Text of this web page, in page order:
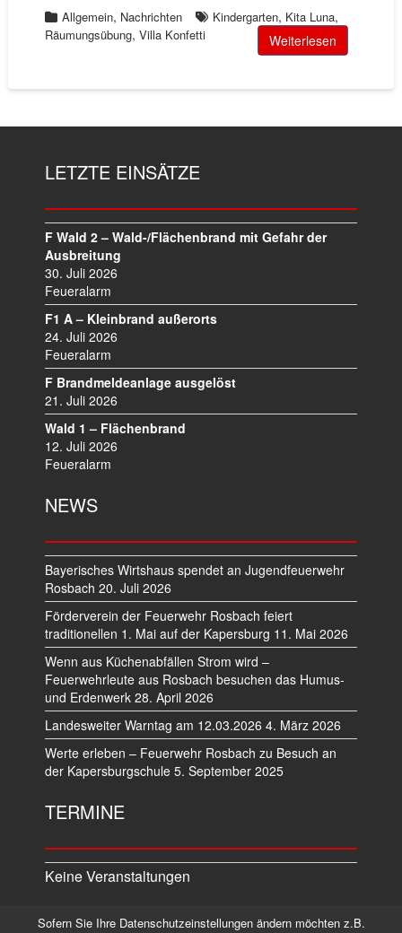
Allgemein, Nachrichten Kindergarten, Kita Luna,
Räumungsübung, Villa Konfetti Weiterlesen
LETZTE EINSÄTZE
F Wald 2 – Wald-/Flächenbrand mit Gefahr der
Ausbreitung
30. Juli 2026
Feueralarm
F1 A – Kleinbrand außerorts
24. Juli 2026
Feueralarm
F Brandmeldeanlage ausgelöst
21. Juli 2026
Wald 1 – Flächenbrand
12. Juli 2026
Feueralarm
NEWS
Bayerisches Wirtshaus spendet an Jugendfeuerwehr
Rosbach 20. Juli 2026
Förderverein der Feuerwehr Rosbach feiert
traditionellen 1. Mai auf der Kapersburg 11. Mai 2026
Wenn aus Küchenabfällen Strom wird –
Feuerwehrleute aus Rosbach besuchen das Humus-
und Erdenwerk 28. April 2026
Landesweiter Warntag am 12.03.2026 4. März 2026
Werte erleben – Feuerwehr Rosbach zu Besuch an
der Kapersburgschule 5. September 2025
TERMINE
Keine Veranstaltungen
Sofern Sie Ihre Datenschutzeinstellungen ändern möchten z.B.